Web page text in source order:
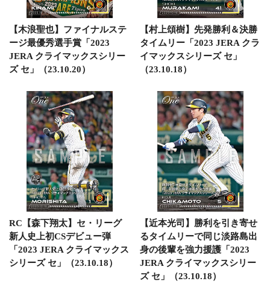
【木浪聖也】ファイナルステ
ージ最優秀選手賞「2023
JERA クライマックスシリー
ズ セ」（23.10.20）
【村上頌樹】先発勝利＆決勝
タイムリー「2023 JERA クラ
イマックスシリーズ セ」
（23.10.18）
RC【森下翔太】セ・リーグ
新人史上初CSデビュー弾
「2023 JERA クライマックス
シリーズ セ」（23.10.18）
【近本光司】勝利を引き寄せ
るタイムリーで同じ淡路島出
身の後輩を強力援護「2023
JERA クライマックスシリー
ズ セ」（23.10.18）